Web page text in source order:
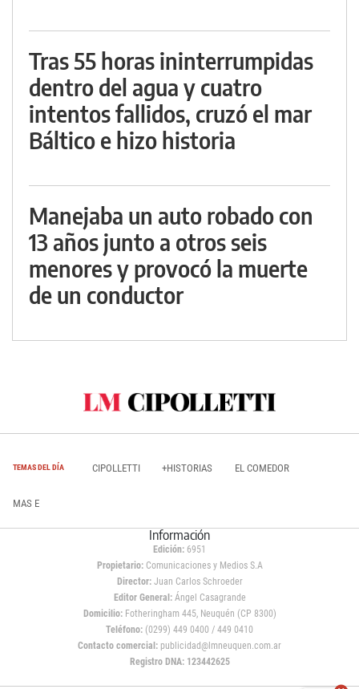
Tras 55 horas ininterrumpidas
dentro del agua y cuatro
intentos fallidos, cruzó el mar
Báltico e hizo historia
Manejaba un auto robado con
13 años junto a otros seis
menores y provocó la muerte
de un conductor
TEMAS DEL DÍA CIPOLLETTI +HISTORIAS EL COMEDOR
MAS E
Información
Edición: 6951
Propietario:Comunicaciones y Medios S.A
Director: Juan Carlos Schroeder
Editor General:Ángel Casagrande
Domicilio:Fotheringham 445, Neuquén (CP 8300)
Teléfono: (0299) 449 0400 / 449 0410
Contacto comercial: publicidad@lmneuquen.com.ar
Registro DNA: 123442625